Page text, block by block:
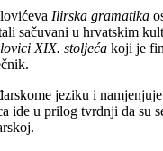
Ilirska gramatika
sačuvani u hrvatskim
XIX. stoljeća koji je
jeziku i
ide u prilog tvrdnji da su